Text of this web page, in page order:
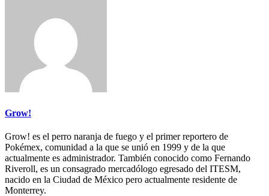
Grow!
Grow! es el perro naranja de fuego y el primer reportero de
Pokémex, comunidad a la que se unió en 1999 y de la que
actualmente es administrador. También conocido como Fernando
Riveroll, es un consagrado mercadólogo egresado del ITESM,
nacido en la Ciudad de México pero actualmente residente de
Monterrey.